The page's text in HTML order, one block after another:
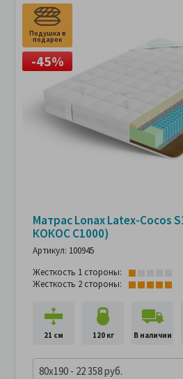
Подушка в
подарок
-45%
Матрас Lonax Latex-Cocos
КОКОС С1000)
Артикул: 100945
Жесткость 1 стороны:
Жесткость 2 стороны:
21 см 120 кг В наличии
80x190 - 22 358 руб.